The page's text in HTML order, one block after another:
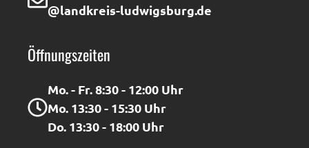
@landkreis-ludwigsburg.de
Öffnungszeiten
Mo. - Fr. 8:30 - 12:00 Uhr
Mo. 13:30 - 15:30 Uhr
Do. 13:30 - 18:00 Uhr